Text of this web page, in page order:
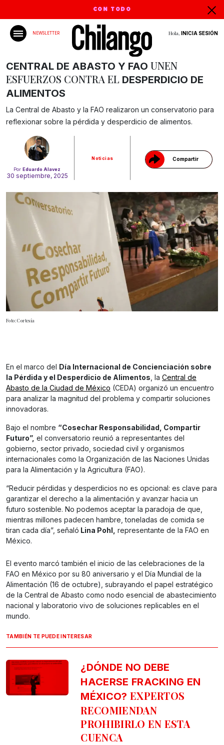
CON TODO
NEWSLETTER Hola, INICIA SESIÓN
PorEduardo Alavez
30 septiembre, 2025
Noticias Compartir
Gracias!
CENTRAL DE ABASTO Y FAO UNEN
ESFUERZOS CONTRA EL DESPERDICIO DE
ALIMENTOS
La Central de Abasto y la FAO realizaron un conservatorio para
reflexionar sobre la pérdida y desperdicio de alimentos.
Foto: Cortesía
En el marco del
Día Internacional de Concienciación sobre
la Pérdida y el Desperdicio de Alimentos, la Central de
Abasto de la Ciudad de México (CEDA) organizó un encuentro
para analizar la magnitud del problema y compartir soluciones
innovadoras.
Bajo el nombre “Cosechar Responsabilidad, Compartir
Futuro”, el conversatorio reunió a representantes del
gobierno, sector privado, sociedad civil y organismos
internacionales como la Organización de las Naciones Unidas
para la Alimentación y la Agricultura (FAO).
“Reducir pérdidas y desperdicios no es opcional: es clave para
garantizar el derecho a la alimentación y avanzar hacia un
futuro sostenible. No podemos aceptar la paradoja de que,
mientras millones padecen hambre, toneladas de comida se
tiran cada día”, señaló Lina Pohl, representante de la FAO en
México.
El evento marcó también el inicio de las celebraciones de la
FAO en México por su 80 aniversario y el Día Mundial de la
Alimentación (16 de octubre), subrayando el papel estratégico
de la Central de Abasto como nodo esencial de abastecimiento
nacional y laboratorio vivo de soluciones replicables en el
mundo.
TAMBIÉN TE PUEDE INTERESAR
¿DÓNDE NO DEBE
HACERSE FRACKING EN
MÉXICO? EXPERTOS
RECOMIENDAN
PROHIBIRLO EN ESTA
CUENCA